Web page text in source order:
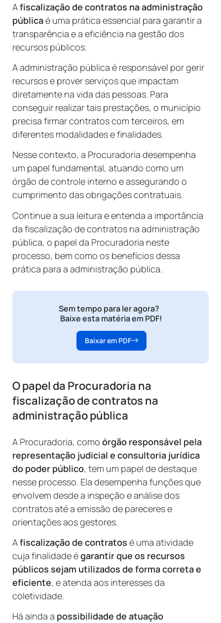
Afiscalização de contratos na administração
públicaé uma prática essencial para garantir a
transparência e a eficiência na gestão dos
recursos públicos.
A administração pública é responsável por gerir
recursos e prover serviços que impactam
diretamente na vida das pessoas. Para
conseguir realizar tais prestações, o município
precisa firmar contratos com terceiros, em
diferentes modalidades e finalidades.
Nesse contexto, a Procuradoria desempenha
um papel fundamental, atuando como um
órgão de controle interno e assegurando o
cumprimento das obrigações contratuais.
Continue a sua leitura e entenda a importância
da fiscalização de contratos na administração
pública, o papel da Procuradoria neste
processo, bem como os benefícios dessa
prática para a administração pública.
Sem tempo para ler agora?
Baixe esta matéria em PDF!
Baixar em PDF
O papel da Procuradoria na
fiscalização de contratos na
administração pública
A Procuradoria, como órgão responsável pela
representação judicial e consultoria jurídica
do poder público, tem um papel de destaque
nesse processo. Ela desempenha funções que
envolvem desde a inspeção e análise dos
contratos até a emissão de pareceres e
orientações aos gestores.
Afiscalização de contratos é uma atividade
cuja finalidade égarantir que os recursos
públicos sejam utilizados de forma correta e
eficiente, e atenda aos interesses da
coletividade.
Há ainda a possibilidade de atuação